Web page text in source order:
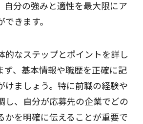
自分の強みと適性を最大限にア
きます。
的なステップとポイントを詳し
ず、基本情報や職歴を正確に記
けましょう。特に前職の経験や
し、自分が応募先の企業でどの
かを明確に伝えることが重要で